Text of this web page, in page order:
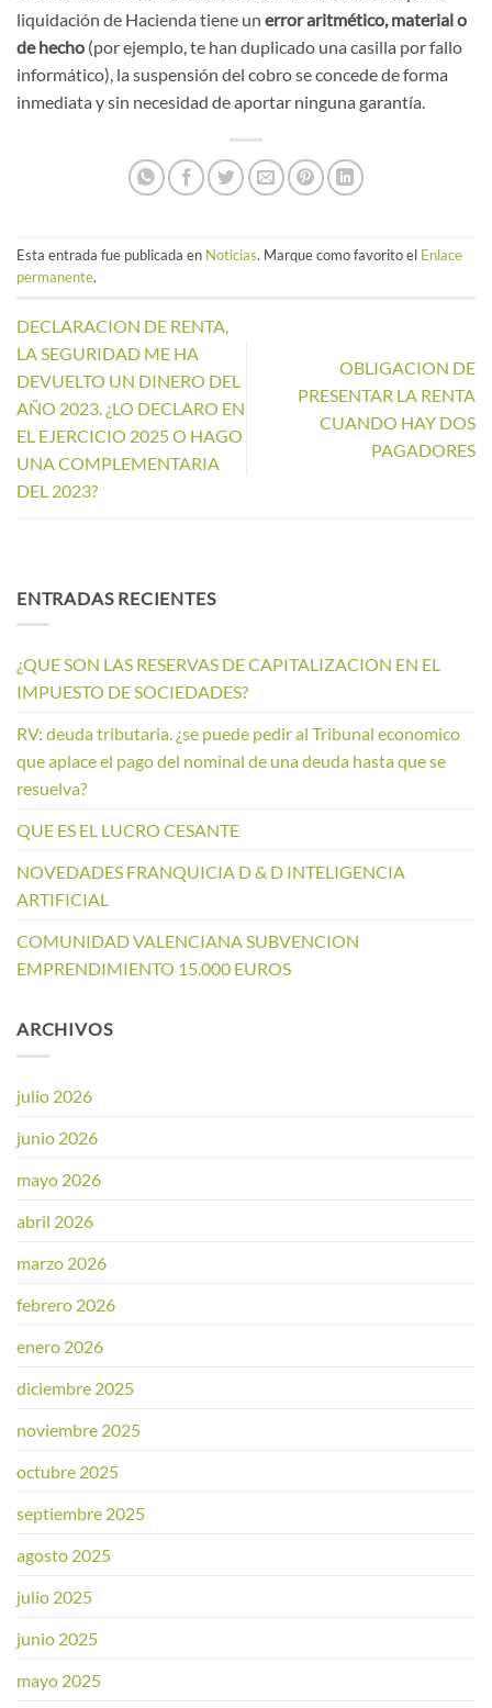
liquidación de Hacienda tiene un error aritmético, material o
de hecho (por ejemplo, te han duplicado una casilla por fallo
informático), la suspensión del cobro se concede de forma
inmediata y sin necesidad de aportar ninguna garantía.
Esta entrada fue publicada en Noticias. Marque como favorito el Enlace
permanente.
DECLARACION DE RENTA,
LA SEGURIDAD ME HA
DEVUELTO UN DINERO DEL
AÑO 2023. ¿LO DECLARO EN
EL EJERCICIO 2025 O HAGO
UNA COMPLEMENTARIA
DEL 2023?
OBLIGACION DE
PRESENTAR LA RENTA
CUANDO HAY DOS
PAGADORES
ENTRADAS RECIENTES
¿QUE SON LAS RESERVAS DE CAPITALIZACION EN EL
IMPUESTO DE SOCIEDADES?
RV: deuda tributaria. ¿se puede pedir al Tribunal economico
que aplace el pago del nominal de una deuda hasta que se
resuelva?
QUE ES EL LUCRO CESANTE
NOVEDADES FRANQUICIA D & D INTELIGENCIA
ARTIFICIAL
COMUNIDAD VALENCIANA SUBVENCION
EMPRENDIMIENTO 15.000 EUROS
ARCHIVOS
julio 2026
junio 2026
mayo 2026
abril 2026
marzo 2026
febrero 2026
enero 2026
diciembre 2025
noviembre 2025
octubre 2025
septiembre 2025
agosto 2025
julio 2025
junio 2025
mayo 2025